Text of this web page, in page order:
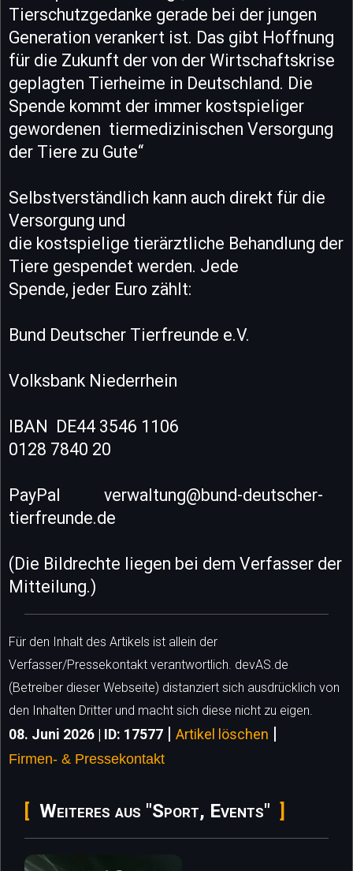
Tierschutzgedanke gerade bei der jungen
Generation verankert ist. Das gibt Hoffnung
für die Zukunft der von der Wirtschaftskrise
geplagten Tierheime in Deutschland. Die
Spende kommt der immer kostspieliger
gewordenen tiermedizinischen Versorgung
der Tiere zu Gute“
Selbstverständlich kann auch direkt für die
Versorgung und
die kostspielige tierärztliche Behandlung der
Tiere gespendet werden. Jede
Spende, jeder Euro zählt:
Bund Deutscher Tierfreunde e.V.
Volksbank Niederrhein
IBAN DE44 3546 1106
0128 7840 20
PayPal verwaltung@bund-deutscher-
tierfreunde.de
(Die Bildrechte liegen bei dem Verfasser der
Mitteilung.)
Für den Inhalt des Artikels ist allein der
Verfasser/Pressekontakt verantwortlich. devAS.de
(Betreiber dieser Webseite) distanziert sich ausdrücklich von
den Inhalten Dritter und macht sich diese nicht zu eigen.
08. Juni 2026 | ID: 17577 | Artikel löschen |
Firmen- & Pressekontakt
Weiteres aus "Sport, Events"